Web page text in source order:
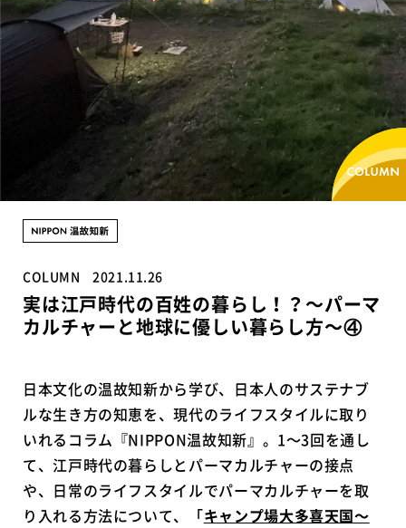
COLUMN 2021.11.26
実は江戸時代の百姓の暮らし！？〜パーマ
カルチャーと地球に優しい暮らし方〜④
日本文化の温故知新から学び、日本人のサステナブ
ルな生き方の知恵を、現代のライフスタイルに取り
いれるコラム『NIPPON温故知新』。1～3回を通し
て、江戸時代の暮らしとパーマカルチャーの接点
や、日常のライフスタイルでパーマカルチャーを取
り入れる方法について、「キャンプ場大多喜天国～